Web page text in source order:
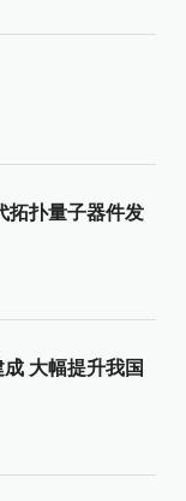
拓扑量子器件发
大幅提升我国